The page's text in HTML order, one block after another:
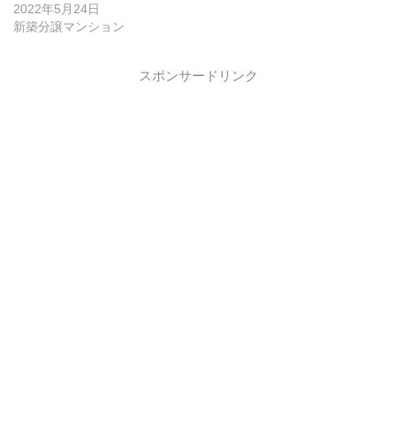
2022年5月24日
新築分譲マンション
スポンサードリンク